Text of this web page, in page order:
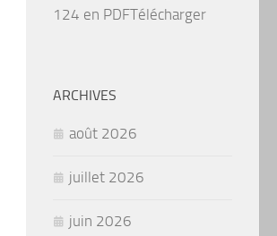
124 en PDFTélécharger
ARCHIVES
août 2026
juillet 2026
juin 2026